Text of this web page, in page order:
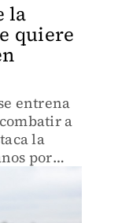
la
quiere
entrena
a
la
por